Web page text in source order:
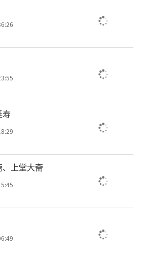
用力了，平平等等地维持在
地运转，不会间断。
一种 习惯
「此之九种心不流散，名之为
寿
上堂大斋